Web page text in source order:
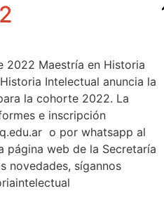
2022 Maestría en Historia
Intelectual anuncia la
la cohorte 2022. La
e inscripción
o por whatsapp al
página web de la Secretaría
novedades, sígannos